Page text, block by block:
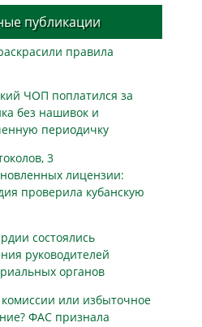
публикации
правила
ЧОП поплатился за
без нашивок и
периодичку
3
лицензии:
проверила кубанскую
состоялись
руководителей
органов
или избыточное
ФАС признала